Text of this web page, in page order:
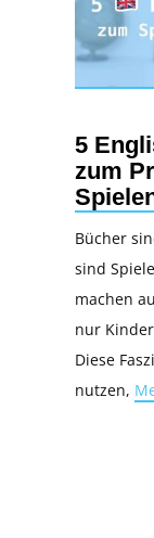
5
zum
Bücher
sind
machen
nur
Diese
nutzen,